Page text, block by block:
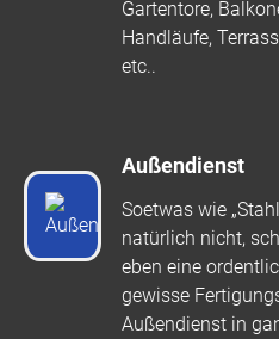
Gartentore,
Handläufe,
etc..
Außendienst
Soetwas wie
natürlich nicht,
eben eine
gewisse
Außendienst in